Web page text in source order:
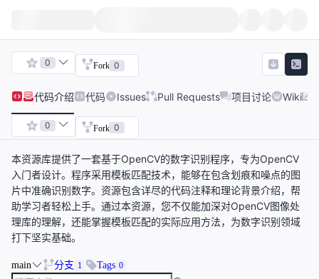
0 Fork 0
代码介绍 代码 Issues Pull Requests 项目讨论 Wiki
0 Fork 0
本资源库提供了一套基于OpenCV的数字识别程序，专为OpenCV
入门者设计。程序采用模板匹配技术，能够在包含划痕和噪点的图
片中准确识别数字。资源包含详尽的代码注释和理论背景介绍，帮
助学习者轻松上手。通过本资源，您不仅能加深对OpenCV图像处
理库的理解，还能掌握模板匹配的实际应用方法，为数字识别领域
打下坚实基础。
main 分支 1 Tags 0